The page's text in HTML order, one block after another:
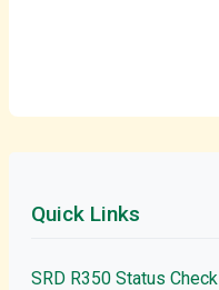
Quick Links
SRD R350 Status Check